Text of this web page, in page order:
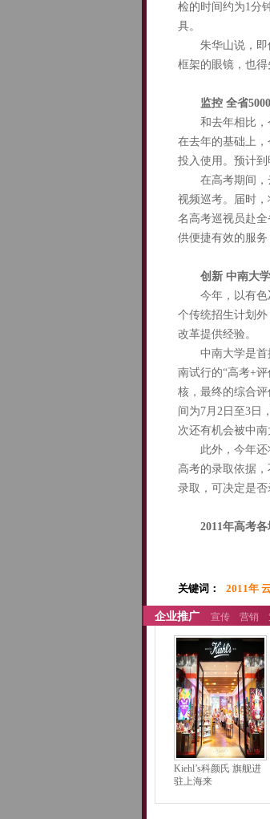
检的时间约为1分
具。
朱华山说，即使
框架的眼镜，也得
监控 全省
和去年相比，今
在去年的基础上
投入使用。预计到
在高考期间，云
视频巡考。届时
名高考巡视员赴
供便捷有效的服务
创新 中南大
今年，以有色冶
个传统招生计划
改革提供经验。
中南大学是首批
南试行的“高考+
核，最终的综合
间为7月2日至3日
次还有机会被中南
此外，今年还将
高考的录取依据
录取，可决定是否
2011年高考
关键词： 2011年
企业推广 宣传 营销
Kiehl’s科颜氏 旗舰进
驻上海来